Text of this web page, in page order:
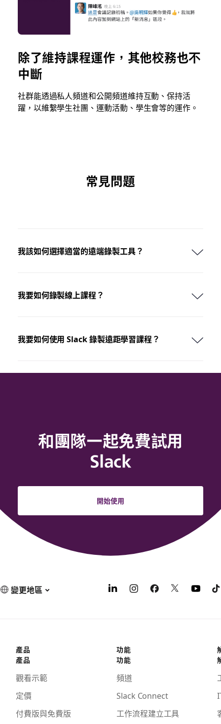
除了維持課程運作，其他校務也不
中斷
社群能透過私人頻道和公開頻道維持互動、保持活
躍，以維繫學生社團、運動活動、學生會等的運作。
常見問題
我該如何選擇適當的遠端錄製工具？
我要如何錄製線上課程？
我要如何使用 Slack 錄製遠距學習課程？
和團隊一起免費試用
Slack
開始使用
變更地區
產品
產品
觀看示範
定價
付費版與免費版
功能
功能
頻道
Slack Connect
工作流程建立工具